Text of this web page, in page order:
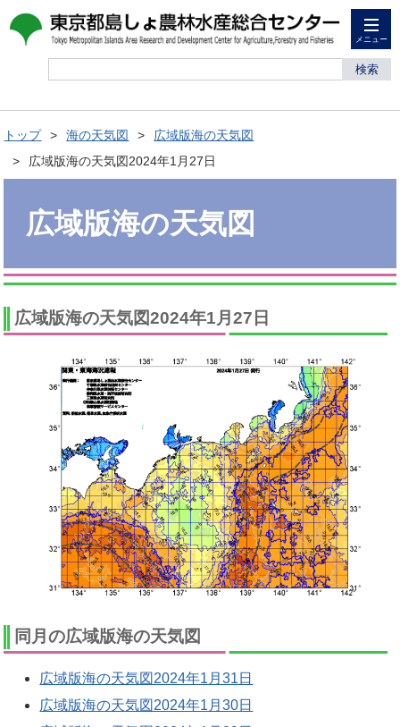
メニュー
検索
トップ 海の天気図
広域版海の天気図
広域版海の天気図2024年1月27日
広域版海の天気図
広域版海の天気図2024年1月27日
同月の広域版海の天気図
広域版海の天気図2024年1月31日
広域版海の天気図2024年1月30日